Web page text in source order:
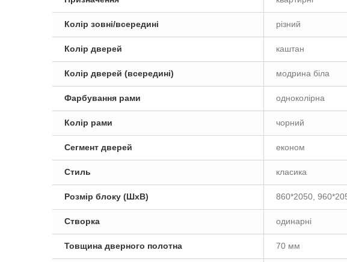
Колір зовні/всередині різний
Колір дверей каштан
Колір дверей (всередині) модрина біла
Фарбування рами одноколірна
Колір рами чорний
Сегмент дверей економ
Стиль класика
Розмір блоку (ШxВ) 860*2050,
Створка одинарні
Товщина дверного полотна 70 мм